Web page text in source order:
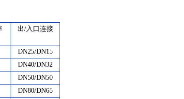
出/入口连接
DN25/DN15
DN40/DN32
DN50/DN50
DN80/DN65